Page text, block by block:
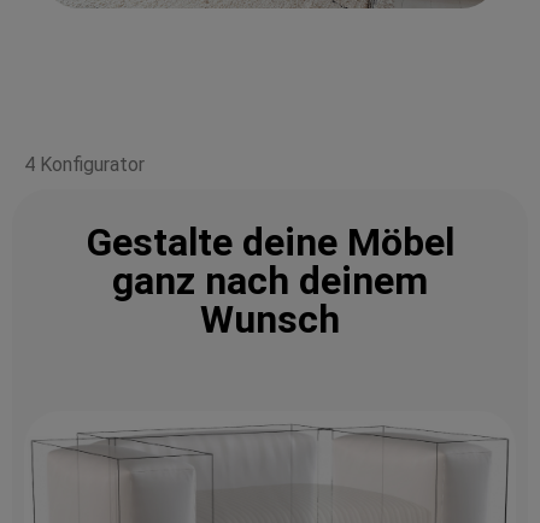
4 Konfigurator
Gestalte deine Möbel
ganz nach deinem
Wunsch